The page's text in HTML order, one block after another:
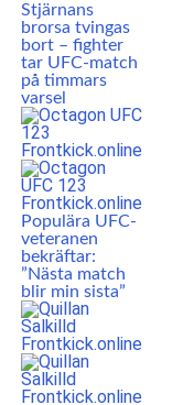
Stjärnans
brorsa tvingas
bort – fighter
tar UFC-match
på timmars
varsel
Populära UFC-
veteranen
bekräftar:
”Nästa match
blir min sista”